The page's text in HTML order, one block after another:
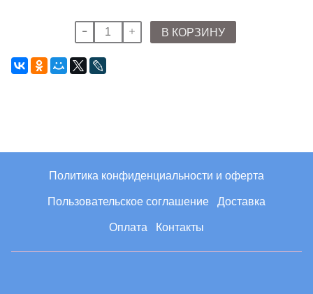
В КОРЗИНУ
Политика конфиденциальности и оферта
Пользовательское соглашение Доставка
Оплата Контакты